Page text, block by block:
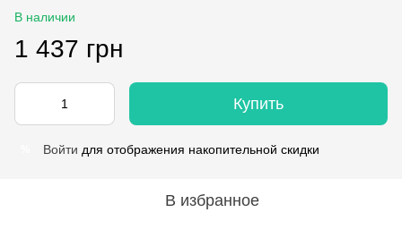
В наличии
1 437 грн
Купить
Войти для отображения накопительной скидки
В избранное